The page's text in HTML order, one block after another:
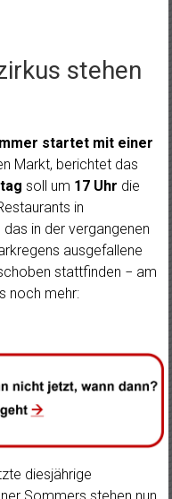
stehen
startet mit einer
Markt, berichtet das
soll um 17 Uhr die
in
in der vergangenen
ausgefallene
stattfinden − am
noch mehr:
diesjährige